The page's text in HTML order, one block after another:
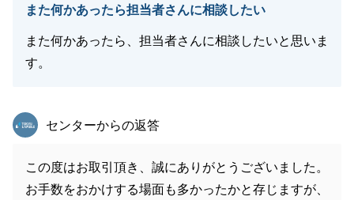
また何かあったら担当者さんに相談したい
また何かあったら、担当者さんに相談したいと思いま
す。
東急リバブル
センターからの返答
この度はお取引頂き、誠にありがとうございました。
お手数をおかけする場面も多かったかと存じますが、